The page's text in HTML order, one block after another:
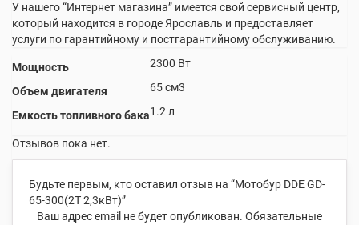
У нашего “Интернет магазина” имеется свой сервисный центр,
который находится в городе Ярославль и предоставляет
услуги по гарантийному и постгарантийному обслуживанию.
Мощность 2300 Вт
Объем двигателя 65 см3
Емкость топливного бака1.2 л
Отзывов пока нет.
Будьте первым, кто оставил отзыв на “Мотобур DDE GD-
65-300(2Т 2,3кВт)”
Ваш адрес email не будет опубликован. Обязательные